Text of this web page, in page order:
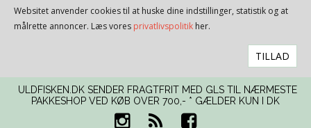
Websitet anvender cookies til at huske dine indstillinger, statistik og at
målrette annoncer. Læs vores privatlivspolitik her.
TILLAD
ULDFISKEN.DK SENDER FRAGTFRIT MED GLS TIL NÆRMESTE
PAKKESHOP VED KØB OVER 700,- * GÆLDER KUN I DK